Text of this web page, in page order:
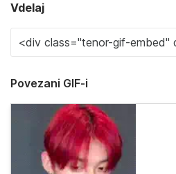
Vdelaj
Povezani GIF-i